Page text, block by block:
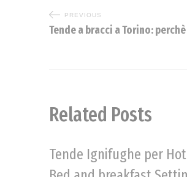
PREVIOUS
Tende a bracci a Torino:
Related Posts
Tende Ignifughe per